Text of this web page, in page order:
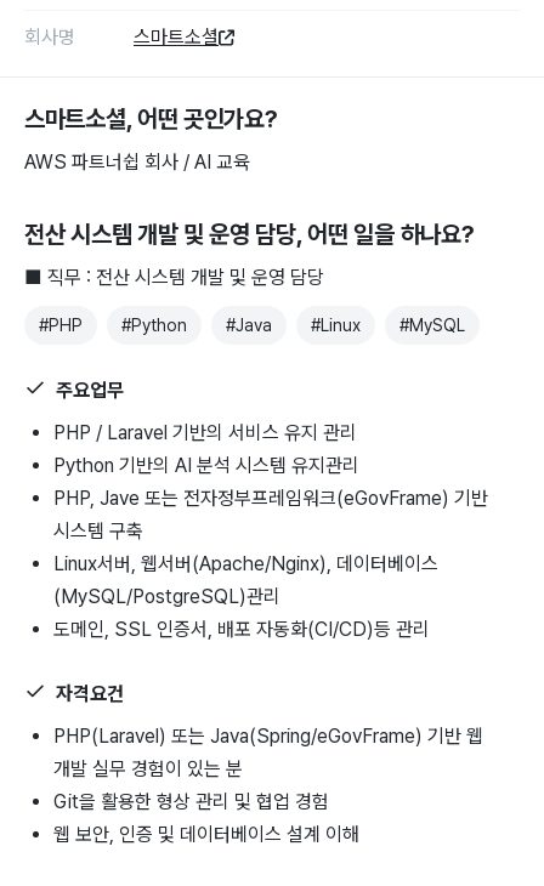
스마트소셜, 어떤 곳인가요?
AWS 파트너쉽 회사 / AI 교육
전산 시스템 개발 및 운영 담당, 어떤 일을 하나요?
■ 직무 : 전산 시스템 개발 및 운영 담당
#PHP #Python #Java #Linux #MySQL
주요업무
PHP / Laravel 기반의 서비스 유지 관리
Python 기반의 AI 분석 시스템 유지관리
PHP, Jave 또는 전자정부프레임워크(eGovFrame) 기반
시스템 구축
Linux서버, 웹서버(Apache/Nginx), 데이터베이스
(MySQL/PostgreSQL)관리
도메인, SSL 인증서, 배포 자동화(CI/CD)등 관리
자격요건
PHP(Laravel) 또는 Java(Spring/eGovFrame) 기반 웹
개발 실무 경험이 있는 분
Git을 활용한 형상 관리 및 협업 경험
웹 보안, 인증 및 데이터베이스 설계 이해
회사명 스마트소셜